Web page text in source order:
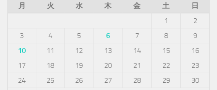
月
火 水 木 金 土
日
1
2
3
4 5 6 7 8
9
10
11 12 13 14 15
16
17
18 19 20 21 22
23
24
25 26 27 28 29
30